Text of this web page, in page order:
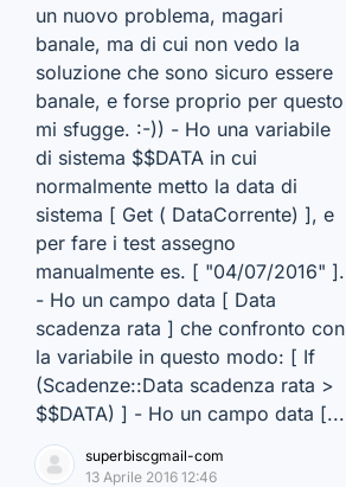
un nuovo problema, magari
banale, ma di cui non vedo la
soluzione che sono sicuro essere
banale, e forse proprio per questo
mi sfugge. :-)) - Ho una variabile
di sistema $$DATA in cui
normalmente metto la data di
sistema [ Get ( DataCorrente) ], e
per fare i test assegno
manualmente es. [ "04/07/2016" ].
- Ho un campo data [ Data
scadenza rata ] che confronto con
la variabile in questo modo: [ If
(Scadenze::Data scadenza rata >
$$DATA) ] - Ho un campo data [...
superbiscgmail-com
13 Aprile 2016 12:46